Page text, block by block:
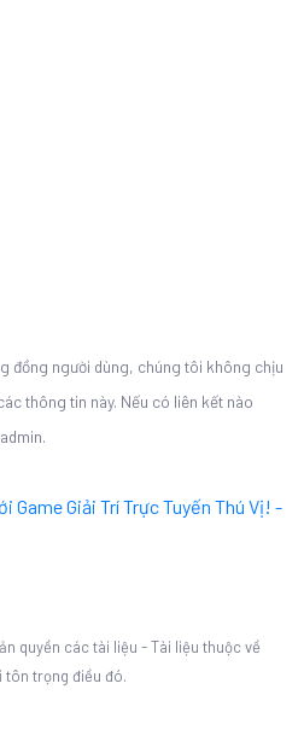
đồng người dùng, chúng tôi không chịu
thông tin này. Nếu có liên kết nào
Game Giải Trí Trực Tuyến Thú Vị! -
quyền các tài liệu - Tài liệu thuộc về
tôn trọng điều đó.